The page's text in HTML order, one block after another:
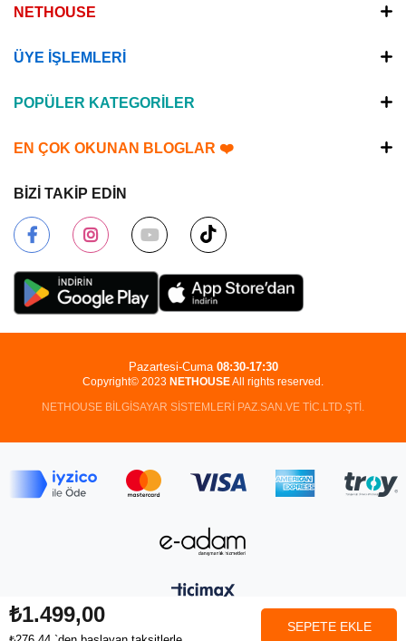
₺1.499,00
NETHOUSE
ÜYE İŞLEMLERİ
POPÜLER KATEGORİLER
EN ÇOK OKUNAN BLOGLAR ❤️
BİZİ TAKİP EDİN
Copyright© 2023 NETHOUSEAll rights reserved.
NETHOUSE BİLGİSAYAR SİSTEMLERİ PAZ.SAN.VE TİC.LTD.ŞTİ.
Pazartesi-Cuma 08:30-17:30